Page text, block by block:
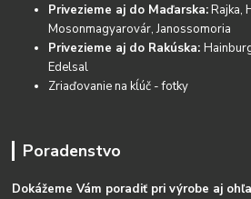
Privezieme aj do Maďarska:Rajka,
Mosonmagyarovár, Janossomoria
Privezieme aj do Rakúska:
Edelsal
Zriaďovanie na kĺúč - fotky
Poradenstvo
Dokážeme Vám poradiť pri výrobe aj